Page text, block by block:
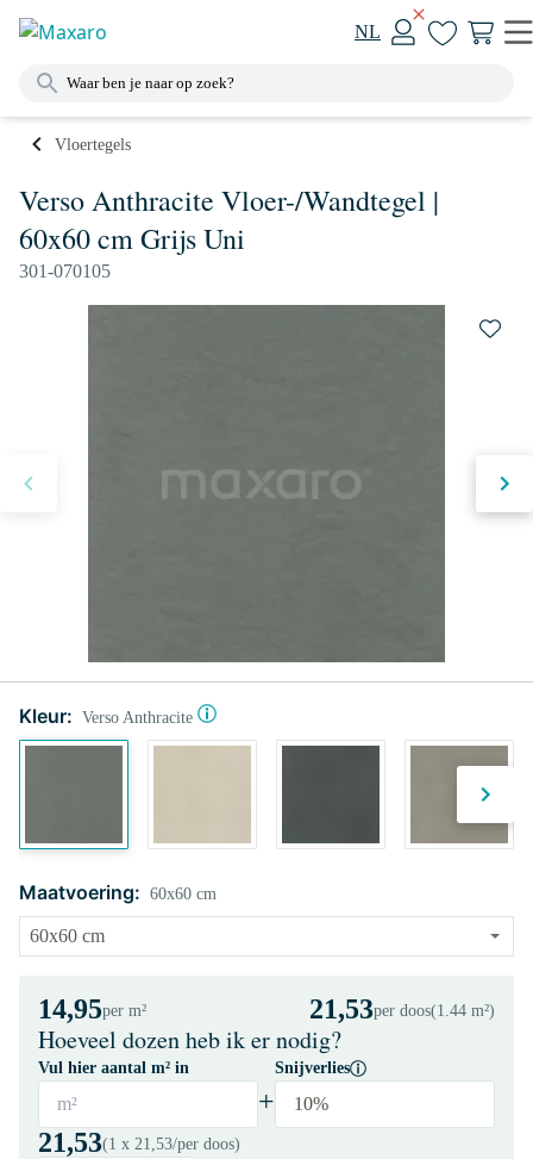
NL
Vloertegels
Verso Anthracite Vloer-/Wandtegel |
60x60 cm Grijs Uni
301-070105
Kleur: Verso Anthracite
Maatvoering: 60x60 cm
14,95per m² 21,53per doos(1.44 m²)
Hoeveel dozen heb ik er nodig?
Vul hier aantal m² in
m² +
Snijverlies
10%
21,53(1 x 21,53/per doos)